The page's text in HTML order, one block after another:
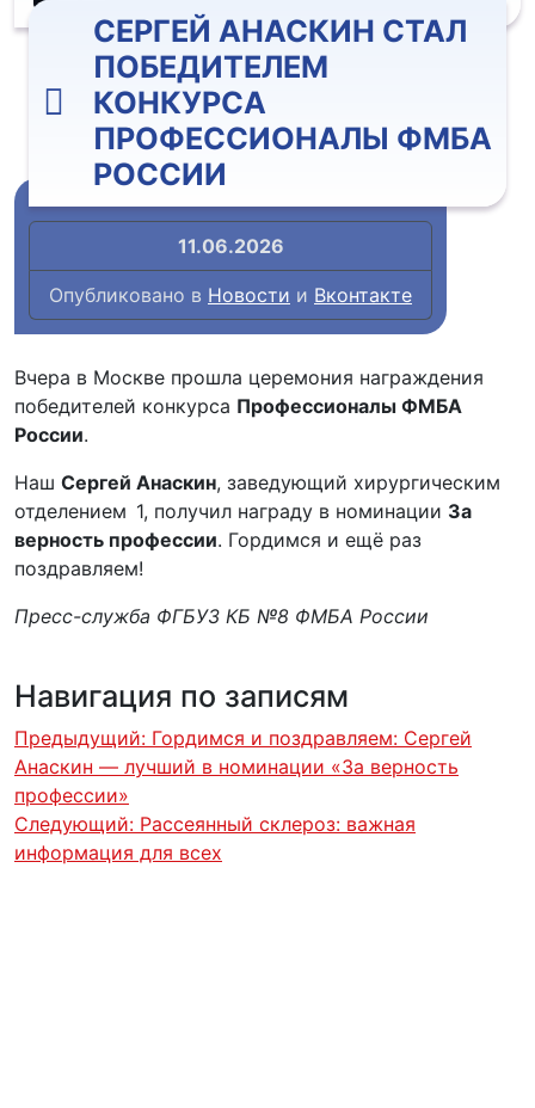
СЕРГЕЙ АНАСКИН СТАЛ
ПОБЕДИТЕЛЕМ
КОНКУРСА
ПРОФЕССИОНАЛЫ ФМБА
РОССИИ
11.06.2026
Опубликовано в Новости и Вконтакте
Вчера в Москве прошла церемония награждения
победителей конкурса Профессионалы ФМБА
России.
Наш Сергей Анаскин, заведующий хирургическим
отделением 1, получил награду в номинации За
верность профессии. Гордимся и ещё раз
поздравляем!
Пресс-служба ФГБУЗ КБ №8 ФМБА России
Навигация по записям
Предыдущий: Гордимся и поздравляем: Сергей
Анаскин — лучший в номинации «За верность
профессии»
Следующий: Рассеянный склероз: важная
информация для всех